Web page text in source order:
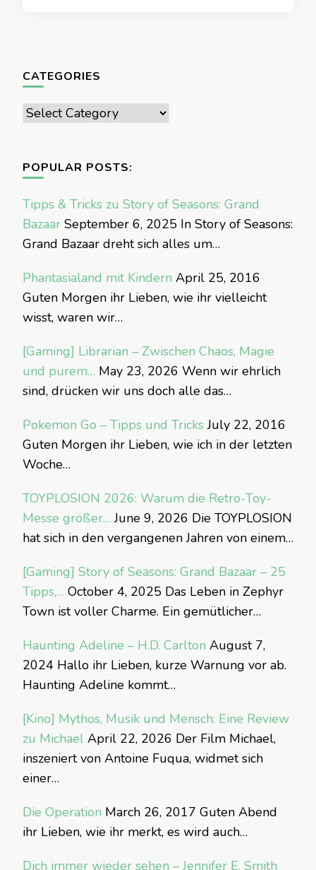
CATEGORIES
Categories
POPULAR POSTS:
Tipps & Tricks zu Story of Seasons: Grand
Bazaar September 6, 2025 In Story of Seasons:
Grand Bazaar dreht sich alles um…
Phantasialand mit Kindern April 25, 2016
Guten Morgen ihr Lieben, wie ihr vielleicht
wisst, waren wir…
[Gaming] Librarian – Zwischen Chaos, Magie
und purem… May 23, 2026 Wenn wir ehrlich
sind, drücken wir uns doch alle das…
Pokemon Go – Tipps und Tricks July 22, 2016
Guten Morgen ihr Lieben, wie ich in der letzten
Woche…
TOYPLOSION 2026: Warum die Retro-Toy-
Messe größer… June 9, 2026 Die TOYPLOSION
hat sich in den vergangenen Jahren von einem…
[Gaming] Story of Seasons: Grand Bazaar – 25
Tipps,… October 4, 2025 Das Leben in Zephyr
Town ist voller Charme. Ein gemütlicher…
Haunting Adeline – H.D. Carlton August 7,
2024 Hallo ihr Lieben, kurze Warnung vor ab.
Haunting Adeline kommt…
[Kino] Mythos, Musik und Mensch: Eine Review
zu Michael April 22, 2026 Der Film Michael,
inszeniert von Antoine Fuqua, widmet sich
einer…
Die Operation March 26, 2017 Guten Abend
ihr Lieben, wie ihr merkt, es wird auch…
Dich immer wieder sehen – Jennifer E. Smith